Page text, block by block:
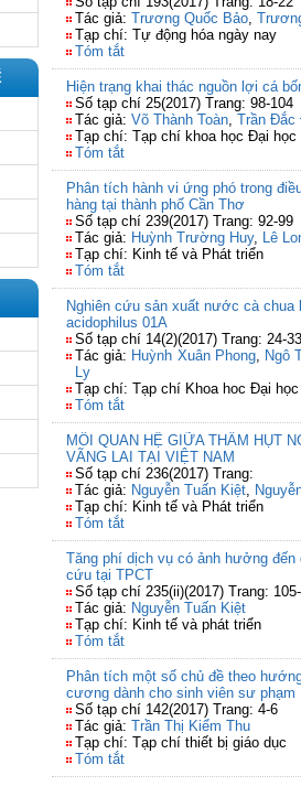
Tác giả: Trương Quốc Bảo,
Tạp chí: Tự động hóa ngày nay
Tóm tắt
Hiện trạng khai thác nguồn lợi cá
Số tạp chí 25(2017) Trang: 98-104
Tác giả: Võ Thành Toàn, Trần Đắc
Tạp chí: Tạp chí khoa học Đại học
Tóm tắt
Phân tích hành vi ứng phó trong
hàng tại thành phố Cần Thơ
Số tạp chí 239(2017) Trang: 92-99
Tác giả: Huỳnh Trường Huy, Lê
Tạp chí: Kinh tế và Phát triển
Tóm tắt
Nghiên cứu sản xuất nước cà chua
acidophilus 01A
Số tạp chí 14(2)(2017) Trang: 24-33
Tác giả: Huỳnh Xuân Phong, Ngô
Ly
Tạp chí: Tạp chí Khoa hoc Đại học
Tóm tắt
MỐI QUAN HỆ GIỮA THÂM HỤT
VÃNG LAI TẠI VIỆT NAM
Số tạp chí 236(2017) Trang:
Tác giả: Nguyễn Tuấn Kiệt,
Tạp chí: Kinh tế và Phát triển
Tóm tắt
Tăng phí dịch vụ có ảnh hưởng
cứu tại TPCT
Số tạp chí 235(ii)(2017) Trang:
Tác giả: Nguyễn Tuấn Kiệt
Tạp chí: Kinh tế và phát triển
Tóm tắt
Phân tích một số chủ đề theo
cương dành cho sinh viên sư phạm
Số tạp chí 142(2017) Trang: 4-6
Tác giả: Trần Thị Kiểm Thu
Tạp chí: Tạp chí thiết bị giáo dục
Tóm tắt